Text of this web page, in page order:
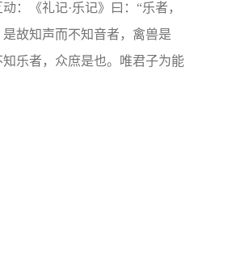
：《礼记·乐记》曰：“乐者，
故知声而不知音者，禽兽是
乐者，众庶是也。唯君子为能